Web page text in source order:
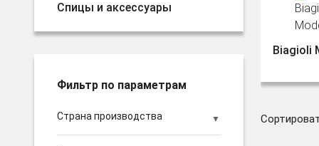
Спицы и аксессуары
Фильтр по параметрам
Страна производства
Biagioli